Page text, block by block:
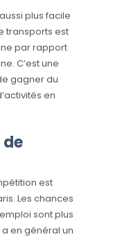
plus facile
transports est
par rapport
C’est une
gagner du
en
de
est
Les chances
sont plus
en général un